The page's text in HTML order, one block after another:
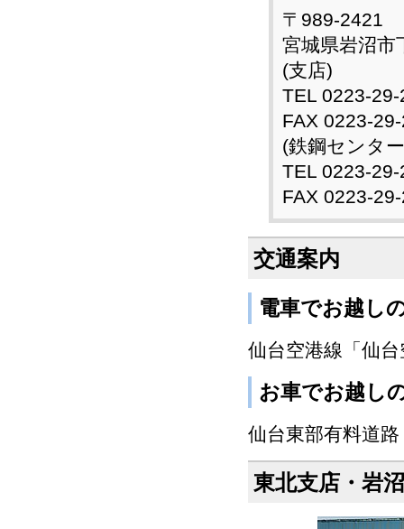
〒989-2421
宮城県岩沼市
(支店)
TEL 0223-
FAX 0223-
(鉄鋼センタ
TEL 0223-
FAX 0223-
交通案内
電車でお越し
仙台空港線「仙
お車でお越し
仙台東部有料道
東北支店・岩